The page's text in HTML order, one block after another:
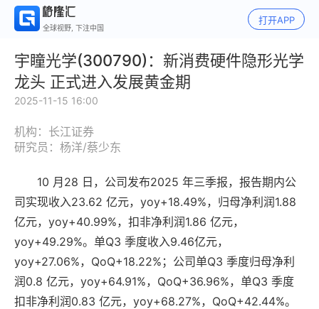
全球视野, 下注中国
打开APP
宇瞳光学(300790)：新消费硬件隐形光学
龙头 正式进入发展黄金期
2025-11-15 16:00
机构：长江证券
研究员：杨洋/蔡少东
10 月28 日，公司发布2025 年三季报，报告期内公
司实现收入23.62 亿元，yoy+18.49%，归母净利润1.88
亿元，yoy+40.99%，扣非净利润1.86 亿元，
yoy+49.29%。单Q3 季度收入9.46亿元，
yoy+27.06%，QoQ+18.22%；公司单Q3 季度归母净利
润0.8 亿元，yoy+64.91%，QoQ+36.96%，单Q3 季度
扣非净利润0.83 亿元，yoy+68.27%，QoQ+42.44%。